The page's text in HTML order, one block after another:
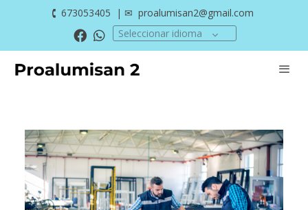
🕻 673053405 | ✉ proalumisan2@gmail.com
Seleccionar idioma